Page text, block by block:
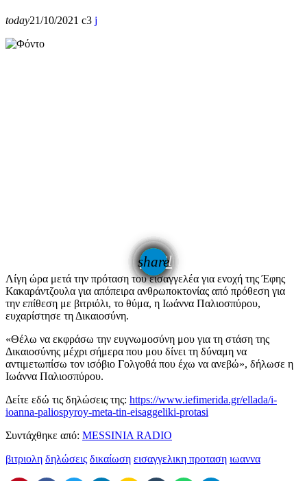
today21/10/2021 3
share
email
Λίγη ώρα μετά την πρόταση του εισαγγελέα για ενοχή της Έφης
Κακαράντζουλα για απόπειρα ανθρωποκτονίας από πρόθεση για
την επίθεση με βιτριόλι, το θύμα, η Ιωάννα Παλιοσπύρου,
ευχαρίστησε τη Δικαιοσύνη.
«Θέλω να εκφράσω την ευγνωμοσύνη μου για τη στάση της
Δικαιοσύνης μέχρι σήμερα που μου δίνει τη δύναμη να
αντιμετωπίσω τον ισόβιο Γολγοθά που έχω να ανεβώ», δήλωσε η
Ιωάννα Παλιοσπύρου.
Δείτε εδώ τις δηλώσεις της: https://www.iefimerida.gr/ellada/i-
ioanna-paliospyroy-meta-tin-eisaggeliki-protasi
Συντάχθηκε από: MESSINIA RADIO
βιτριολη δηλώσεις δικαίωση εισαγγελικη προταση ιωαννα